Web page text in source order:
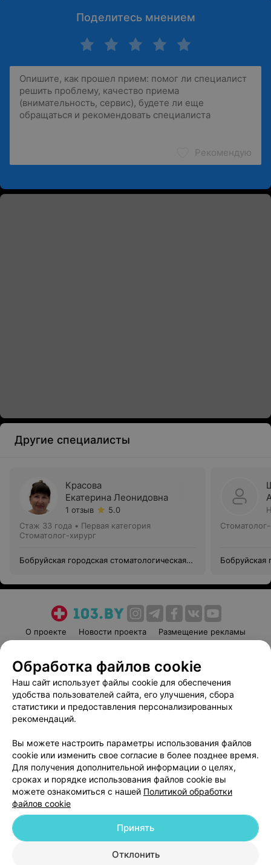
Поделитесь мнением
Рекомендую
Другие специалисты
Красова
Екатерина Леонидовна
1 отзыв
5.0
Стаж 33 года • Первая категория
Стоматолог-хирург
Бобруйская городская стоматологическая
Бобруйская
О проекте Новости проекта
Размещение рекламы
Пользовательское соглашение
Способы оплаты
Вакансии
Партнеры
Написать руководителю 103.by
Обработка персональных данных
© 2026 ООО «Артокс Лаб», УНП 191700409
| 220012, Республика Беларусь,
Обработка файлов cookie
Наш сайт использует файлы cookie для обеспечения
удобства пользователей сайта, его улучшения, сбора
статистики и предоставления персонализированных
рекомендаций.
Вы можете настроить параметры использования файлов
cookie или изменить свое согласие в более позднее время.
Для получения дополнительной информации о целях,
сроках и порядке использования файлов cookie вы
можете ознакомиться с нашей Политикой обработки
файлов cookie
Отклонить
Принять